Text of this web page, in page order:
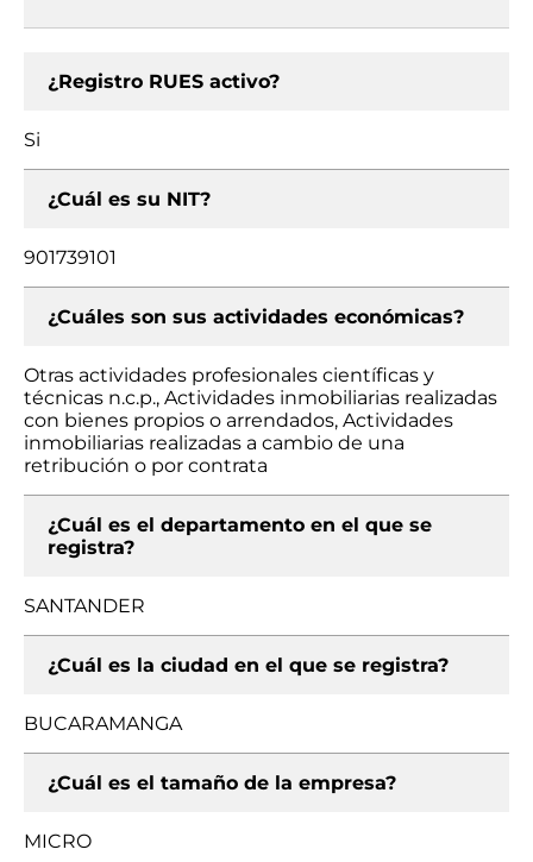
¿Registro RUES activo?
Si
¿Cuál es su NIT?
901739101
¿Cuáles son sus actividades económicas?
Otras actividades profesionales científicas y
técnicas n.c.p., Actividades inmobiliarias realizadas
con bienes propios o arrendados, Actividades
inmobiliarias realizadas a cambio de una
retribución o por contrata
¿Cuál es el departamento en el que se
registra?
SANTANDER
¿Cuál es la ciudad en el que se registra?
BUCARAMANGA
¿Cuál es el tamaño de la empresa?
MICRO